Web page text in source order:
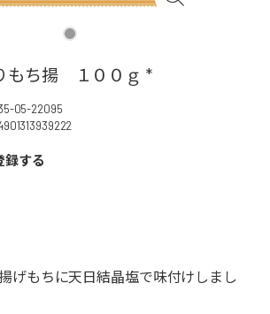
もち揚 １００ｇ *
05-22095
録する
げもちに天日結晶塩で味付けしまし